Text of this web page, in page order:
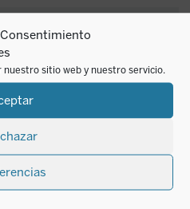
sitio web y nuestro servicio.